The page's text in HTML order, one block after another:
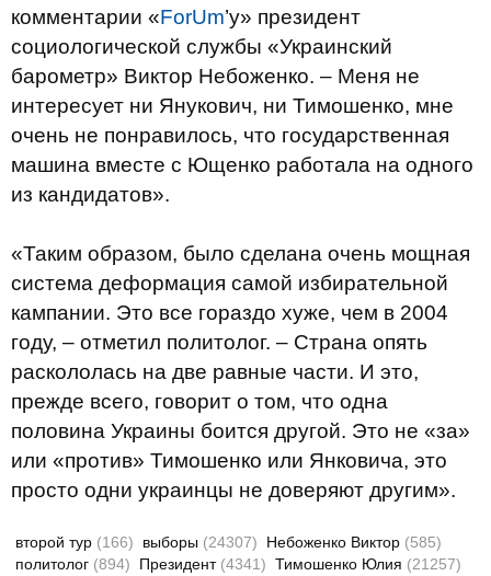
комментарии «ForUm’у» президент
социологической службы «Украинский
барометр» Виктор Небоженко. – Меня не
интересует ни Янукович, ни Тимошенко, мне
очень не понравилось, что государственная
машина вместе с Ющенко работала на одного
из кандидатов».
«Таким образом, было сделана очень мощная
система деформация самой избирательной
кампании. Это все гораздо хуже, чем в 2004
году, – отметил политолог. – Страна опять
раскололась на две равные части. И это,
прежде всего, говорит о том, что одна
половина Украины боится другой. Это не «за»
или «против» Тимошенко или Янковича, это
просто одни украинцы не доверяют другим».
второй тур (166) выборы (24307) Небоженко Виктор (585)
политолог (894) Президент (4341) Тимошенко Юлия (21257)